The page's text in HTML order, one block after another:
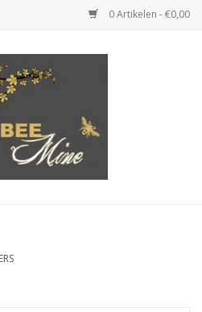
0 Artikelen - €0,00